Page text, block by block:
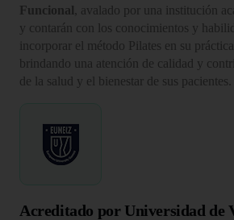
Funcional , avalado por una institución
y contarán con los conocimientos y
incorporar el método Pilates en su práctica
brindando una atención de calidad y
de la salud y el bienestar de sus pacientes.
Acreditado por Universidad de